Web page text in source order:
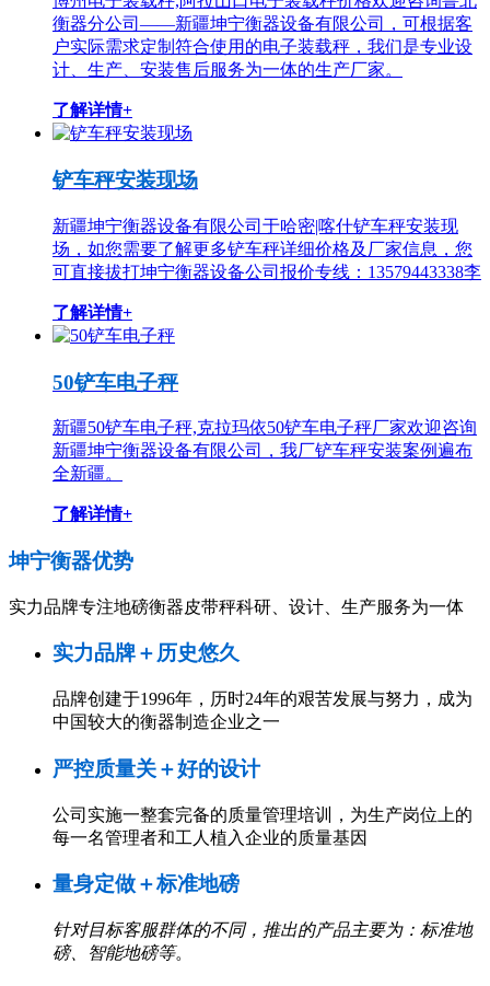
衡器分公司——新疆坤宁衡器设备有限公司，可根据客
户实际需求定制符合使用的电子装载秤，我们是专业设
计、生产、安装售后服务为一体的生产厂家。
了解详情+
铲车秤安装现场
新疆坤宁衡器设备有限公司于哈密|喀什铲车秤安装现
场，如您需要了解更多铲车秤详细价格及厂家信息，您
可直接拔打坤宁衡器设备公司报价专线：13579443338李
了解详情+
50铲车电子秤
新疆50铲车电子秤,克拉玛依50铲车电子秤厂家欢迎咨询
新疆坤宁衡器设备有限公司，我厂铲车秤安装案例遍布
全新疆。
了解详情+
坤宁衡器优势
实力品牌专注地磅衡器皮带秤科研、设计、生产服务为一体
实力品牌＋历史悠久
品牌创建于1996年，历时24年的艰苦发展与努力，成为
中国较大的衡器制造企业之一
严控质量关＋好的设计
公司实施一整套完备的质量管理培训，为生产岗位上的
每一名管理者和工人植入企业的质量基因
量身定做＋标准地磅
针对目标客服群体的不同，推出的产品主要为：标准地
磅、智能地磅等。